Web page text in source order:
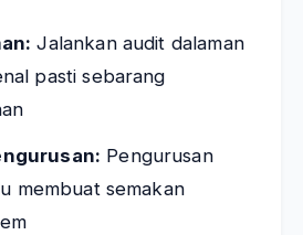
Jalankan audit dalaman
pasti sebarang
Pengurusan
membuat semakan